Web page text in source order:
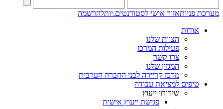
מערכת פניותאזור אישי לסטודנטים.יותלהרשמה
אודות
הצוות שלנו
פעילות המרכז
צרו קשר
המגזין שלנו
מרכז קריירה לבני החברה הערבית
טיפים למציאת עבודה
שירותי ייעוץ
פגישת ייעוץ אישית